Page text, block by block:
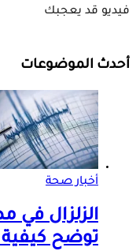
فيديو قد يعجبك
أحدث الموضوعات
أخبار صحة
الزلزال في
توضح كيفية